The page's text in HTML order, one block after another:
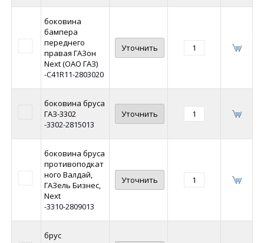
боковина
бампера
переднего
правая ГАЗон
Next (ОАО ГАЗ)
-C41R11-2803020
Уточнить
боковина бруса
ГАЗ-3302
-3302-2815013
Уточнить
боковина бруса
противоподкат
ного Валдай,
ГАЗель Бизнес,
Next
-3310-2809013
Уточнить
брус